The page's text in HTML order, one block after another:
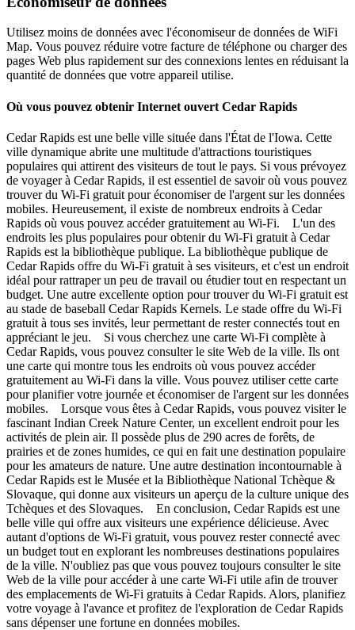
Utilisez moins de données avec l'économiseur de données de WiFi
Map. Vous pouvez réduire votre facture de téléphone ou charger des
pages Web plus rapidement sur des connexions lentes en réduisant la
quantité de données que votre appareil utilise.
Où vous pouvez obtenir Internet ouvert Cedar Rapids
Cedar Rapids est une belle ville située dans l'État de l'Iowa. Cette
ville dynamique abrite une multitude d'attractions touristiques
populaires qui attirent des visiteurs de tout le pays. Si vous prévoyez
de voyager à Cedar Rapids, il est essentiel de savoir où vous pouvez
trouver du Wi-Fi gratuit pour économiser de l'argent sur les données
mobiles. Heureusement, il existe de nombreux endroits à Cedar
Rapids où vous pouvez accéder gratuitement au Wi-Fi. L'un des
endroits les plus populaires pour obtenir du Wi-Fi gratuit à Cedar
Rapids est la bibliothèque publique. La bibliothèque publique de
Cedar Rapids offre du Wi-Fi gratuit à ses visiteurs, et c'est un endroit
idéal pour rattraper un peu de travail ou étudier tout en respectant un
budget. Une autre excellente option pour trouver du Wi-Fi gratuit est
au stade de baseball Cedar Rapids Kernels. Le stade offre du Wi-Fi
gratuit à tous ses invités, leur permettant de rester connectés tout en
appréciant le jeu. Si vous cherchez une carte Wi-Fi complète à
Cedar Rapids, vous pouvez consulter le site Web de la ville. Ils ont
une carte qui montre tous les endroits où vous pouvez accéder
gratuitement au Wi-Fi dans la ville. Vous pouvez utiliser cette carte
pour planifier votre journée et économiser de l'argent sur les données
mobiles. Lorsque vous êtes à Cedar Rapids, vous pouvez visiter le
fascinant Indian Creek Nature Center, un excellent endroit pour les
activités de plein air. Il possède plus de 290 acres de forêts, de
prairies et de zones humides, ce qui en fait une destination populaire
pour les amateurs de nature. Une autre destination incontournable à
Cedar Rapids est le Musée et la Bibliothèque National Tchèque &
Slovaque, qui donne aux visiteurs un aperçu de la culture unique des
Tchèques et des Slovaques. En conclusion, Cedar Rapids est une
belle ville qui offre aux visiteurs une expérience délicieuse. Avec
autant d'options de Wi-Fi gratuit, vous pouvez rester connecté avec
un budget tout en explorant les nombreuses destinations populaires
de la ville. N'oubliez pas que vous pouvez toujours consulter le site
Web de la ville pour accéder à une carte Wi-Fi utile afin de trouver
des emplacements de Wi-Fi gratuits à Cedar Rapids. Alors, planifiez
votre voyage à l'avance et profitez de l'exploration de Cedar Rapids
sans dépenser une fortune en données mobiles.